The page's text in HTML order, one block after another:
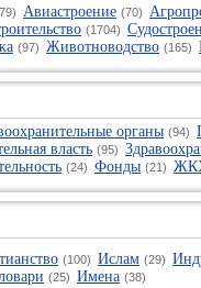
Авиастроение (70)
(1704)
(97) Животноводство (165)
органы (94)
власть (95)
(24) Фонды (21)
(100) Ислам (29)
(25) Имена (38)